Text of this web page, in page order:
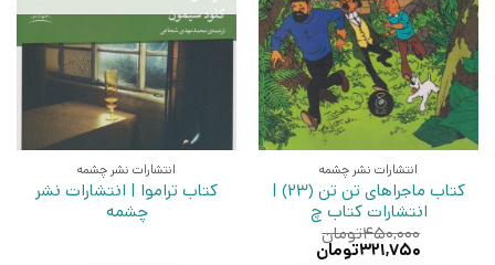
انتشارات نشر چشمه
کتاب ماجراهای تن تن (23) |
انتشارات کتاب چ
۴۵۰,۰۰۰تومان
قیمت
۳۲۱,۷۵۰تومان
انتشارات نشر چشمه
کتاب تراموا | انتشارات نشر
چشمه